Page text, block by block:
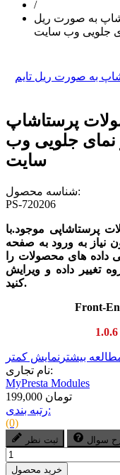
/
به صورت ریل
جلویی وب سایت
پرستاشاپ
نمای جلویی وب
سایت
شناسه محصول:
PS-720206
پرستاشاپی موجود.با
نیاز به ورود به صفحه
داده های محصولات را
تغییر داده و ویرایش
کنید.
Front-
بیشتر نمایش کمتر
نام تجاری:
MyPresta Modules
199,000 تومان
رتبه بندی:
(0)
ثبت نظر سوال
خرید محصول